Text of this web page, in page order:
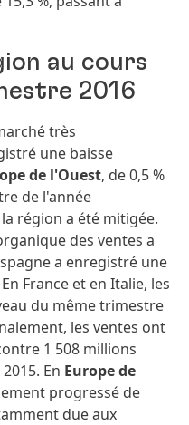
au cours
2016
très
une baisse
de l'Ouest, de 0,5 %
de l'année
région a été mitigée.
des ventes a
a enregistré une
France et en Italie, les
du même trimestre
les ventes ont
1 508 millions
En Europe de
progressé de
due aux